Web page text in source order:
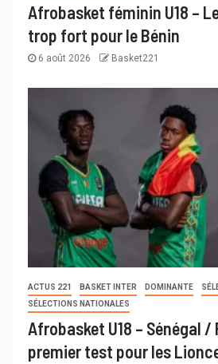
Afrobasket féminin U18 –
trop fort pour le Bénin
6 août 2026 Basket221
ACTUS 221 BASKET INTER DOMINANTE
SÉLECTIONS NATIONALES
Afrobasket U18 – Sénégal /
premier test pour les